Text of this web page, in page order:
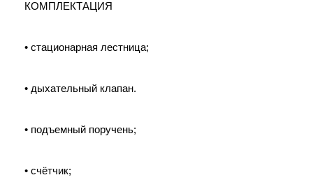
КОМПЛЕКТАЦИЯ
• стационарная лестница;
• дыхательный клапан.
• подъемный поручень;
• счётчик;